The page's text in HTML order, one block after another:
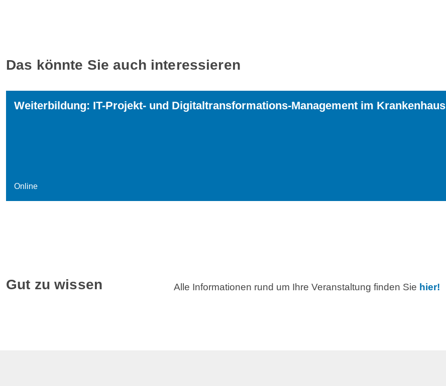
Das könnte Sie auch interessieren
Weiterbildung: IT-Projekt- und Digitaltransformations-Management im Krankenhaus
Online
Gut zu wissen Alle Informationen rund um Ihre Veranstaltung finden Sie hier!